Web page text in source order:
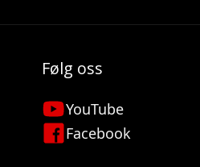
Følg oss
YouTube
Facebook